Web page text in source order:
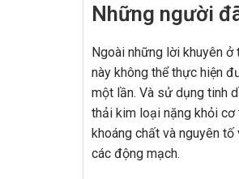
Những người
Ngoài những lời khuyên ở
này không thể thực hiện
một lần. Và sử dụng tinh
thải kim loại nặng khỏi cơ
khoáng chất và nguyên
các động mạch.